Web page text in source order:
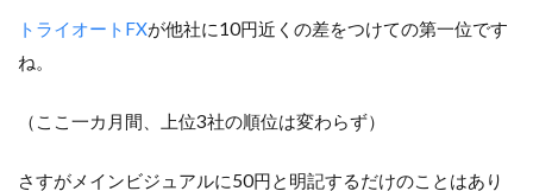
トライオートFXが他社に10円近くの差をつけての第一位です
ね。
（ここ一カ月間、上位3社の順位は変わらず）
さすがメインビジュアルに50円と明記するだけのことはあり